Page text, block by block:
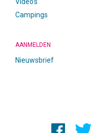
Campings
AANMELDEN
Nieuwsbrief